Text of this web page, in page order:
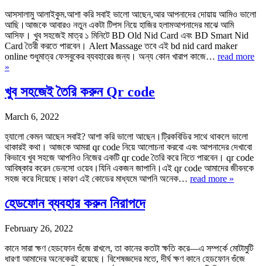
আসসালামু আলাইকুম.আশা করি সবাই ভালো আছেন,আর আপনাদের দোয়ায় আমিও ভালো
আছি।আজকে আবারও নতুন একটা টিপস নিয়ে হাজির হলামআপনাদের মাঝে আমি
আসিফ। খুব সহজেই মাত্র ১ মিনিটে BD Old Nid Card এবং BD Smart Nid
Card তৈরী করতে পারবেন। Alert Massage তবে এই bd nid card maker
online শুধুমাত্র ফেসবুকের ব্যবহারের জন্য। অন্য কোন খারাপ কাজে… read more
»
খুব সহজেই তৈরি করুন Qr code
March 6, 2022
হ্যালো কেমন আছেন সবাই? আশা করি ভালো আছেন।ট্রিকবিডির সাথে থাকলে ভালো
থাকারই কথা। আজকে আমরা qr code নিয়ে আলোচনা করবো এবং আপনাদের দেখাবো
কিভাবে খুব সহজে আপনিও নিজের একটি qr code তৈরি করে নিতে পারবেন। qr code
আবিষ্কার করেন ডেনসো ওয়েব।যিনি একজন জাপানি।এই qr code আমাদের জীবনকে
সহজ করে দিয়েছে।কারণ এই কোডের মাধ্যমে আপনি অনেক… read more »
হেডফোন ব্যবহার করুন নিরাপদে
February 26, 2022
কানে সারা ক্ষণ হেডফোন গুঁজে রাখলে, তা কানের কতটা ক্ষতি করে—এ সম্পর্কে মোটামুটি
ধারণা আমাদের অনেকেরই রয়েছে। বিশেষজ্ঞদের মতে, দীর্ঘ ক্ষণ কানে হেডফোন গুঁজে